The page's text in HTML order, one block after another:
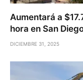
Aumentará a
hora en San
DICIEMBRE 31, 2025